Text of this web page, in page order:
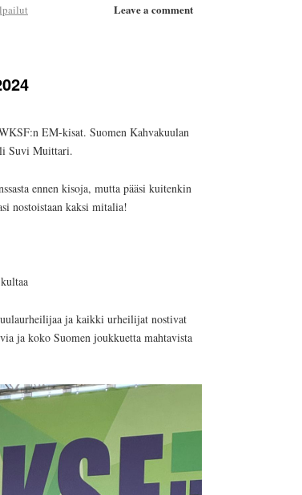
Leave a comment
EM-kisat. Suomen Kahvakuulan
Suvi Muittari.
ennen kisoja, mutta pääsi kuitenkin
nostoistaan kaksi mitalia!
ja kaikki urheilijat nostivat
ja koko Suomen joukkuetta mahtavista